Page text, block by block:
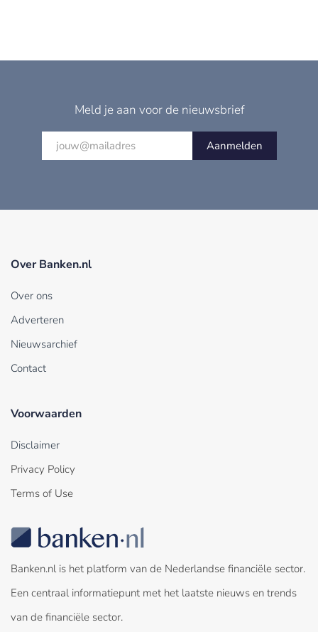
Meld je aan voor de nieuwsbrief
Aanmelden
Over Banken.nl
Over ons
Adverteren
Nieuwsarchief
Contact
Voorwaarden
Disclaimer
Privacy Policy
Terms of Use
Banken.nl is het platform van de Nederlandse financiële sector.
Een centraal informatiepunt met het laatste nieuws en trends
van de financiële sector.